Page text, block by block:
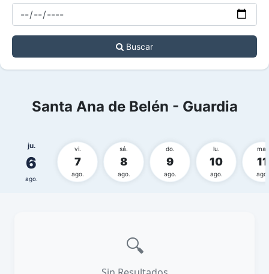
Buscar
Santa Ana de Belén - Guardia
ju.
6
ago.
vi.
7
ago.
sá.
8
ago.
do.
9
ago.
lu.
10
ago.
ma.
11
ago.
🔍